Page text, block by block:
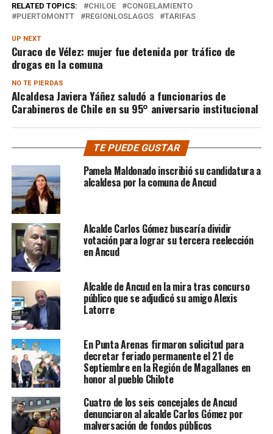
RELATED TOPICS: CHILOE
CONGELAMIENTO
PUERTOMONTT
REGIONLOSLAGOS TARIFAS
UP NEXT
Curaco de Vélez: mujer fue detenida por tráfico de
drogas en la comuna
NO TE PIERDAS
Alcaldesa Javiera Yáñez saludó a funcionarios de
Carabineros de Chile en su 95° aniversario institucional
TE PUEDE GUSTAR
Pamela Maldonado inscribió su candidatura a
alcaldesa por la comuna de Ancud
Alcalde Carlos Gómez buscaría dividir
votación para lograr su tercera reelección
en Ancud
Alcalde de Ancud en la mira tras concurso
público que se adjudicó su amigo Alexis
Latorre
En Punta Arenas firmaron solicitud para
decretar feriado permanente el 21 de
Septiembre en la Región de Magallanes en
honor al pueblo Chilote
Cuatro de los seis concejales de Ancud
denunciaron al alcalde Carlos Gómez por
malversación de fondos públicos